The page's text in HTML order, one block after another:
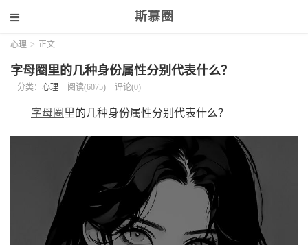
斯慕圈
心理 > 正文
字母圈里的几种身份属性分别代表什么？
分类： 心理 阅读(6075) 评论(0)
字母圈 里的几种身份属性分别代表什么？